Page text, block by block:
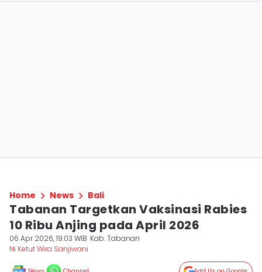
Home News Bali
Tabanan Targetkan Vaksinasi Rabies
10 Ribu Anjing pada April 2026
06 Apr 2026, 19:03 WIB Kab. Tabanan
Ni Ketut Wira Sanjiwani